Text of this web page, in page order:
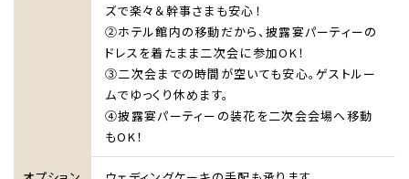
ズで楽々＆幹事さまも安心！
②ホテル館内の移動だから、披露宴パーティーの
ドレスを着たまま二次会に参加OK！
③二次会までの時間が空いても安心。ゲストルー
ムでゆっくり休めます。
④披露宴パーティーの装花を二次会会場へ移動
もOK！